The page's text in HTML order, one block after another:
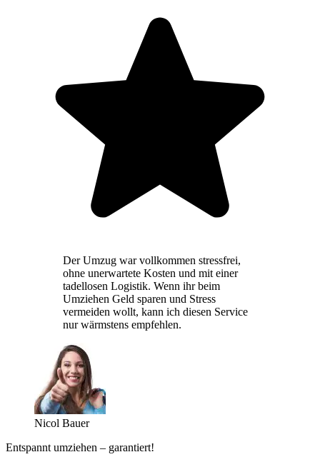
Der Umzug war vollkommen stressfrei,
ohne unerwartete Kosten und mit einer
tadellosen Logistik. Wenn ihr beim
Umziehen Geld sparen und Stress
vermeiden wollt, kann ich diesen Service
nur wärmstens empfehlen.
Nicol Bauer
Entspannt umziehen – garantiert!